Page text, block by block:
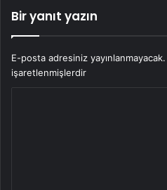
Bir yanıt yazın
E-posta adresiniz yayınlanmayacak.
işaretlenmişlerdir